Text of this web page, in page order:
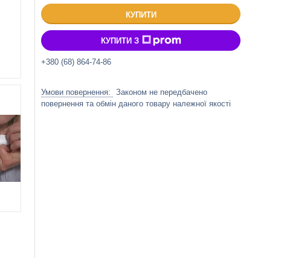
КУПИТИ
КУПИТИ З
+380 (68) 864-74-86
Законом не передбачено
повернення та обмін даного товару належної якості